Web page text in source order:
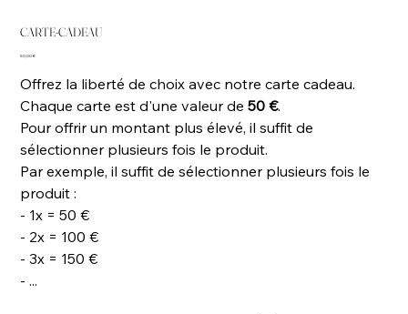
CARTE-CADEAU
Prix
50,00 €
Offrez la liberté de choix avec notre carte cadeau.
Chaque carte est d'une valeur de50 €.
Pour offrir un montant plus élevé, il suffit de
sélectionner plusieurs fois le produit.
Par exemple, il suffit de sélectionner plusieurs fois le
produit :
- 1x = 50 €
- 2x = 100 €
- 3x = 150 €
- ...